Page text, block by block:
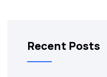
Recent Posts